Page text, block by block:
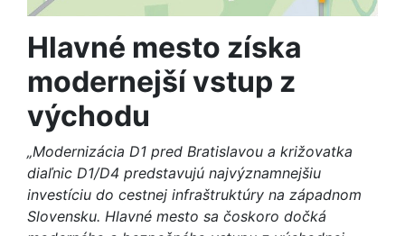
Hlavné mesto získa
modernejší vstup z
východu
„Modernizácia D1 pred Bratislavou a križovatka
diaľnic D1/D4 predstavujú najvýznamnejšiu
investíciu do cestnej infraštruktúry na západnom
Slovensku. Hlavné mesto sa čoskoro dočká